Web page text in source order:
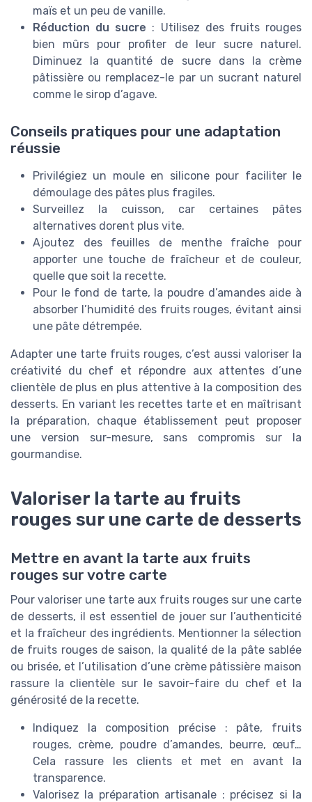
maïs et un peu de vanille.
Réduction du sucre : Utilisez des fruits rouges
bien mûrs pour profiter de leur sucre naturel.
Diminuez la quantité de sucre dans la crème
pâtissière ou remplacez-le par un sucrant naturel
comme le sirop d’agave.
Conseils pratiques pour une adaptation
réussie
Privilégiez un moule en silicone pour faciliter le
démoulage des pâtes plus fragiles.
Surveillez la cuisson, car certaines pâtes
alternatives dorent plus vite.
Ajoutez des feuilles de menthe fraîche pour
apporter une touche de fraîcheur et de couleur,
quelle que soit la recette.
Pour le fond de tarte, la poudre d’amandes aide à
absorber l’humidité des fruits rouges, évitant ainsi
une pâte détrempée.
Adapter une tarte fruits rouges, c’est aussi valoriser la
créativité du chef et répondre aux attentes d’une
clientèle de plus en plus attentive à la composition des
desserts. En variant les recettes tarte et en maîtrisant
la préparation, chaque établissement peut proposer
une version sur-mesure, sans compromis sur la
gourmandise.
Valoriser la tarte au fruits
rouges sur une carte de desserts
Mettre en avant la tarte aux fruits
rouges sur votre carte
Pour valoriser une tarte aux fruits rouges sur une carte
de desserts, il est essentiel de jouer sur l’authenticité
et la fraîcheur des ingrédients. Mentionner la sélection
de fruits rouges de saison, la qualité de la pâte sablée
ou brisée, et l’utilisation d’une crème pâtissière maison
rassure la clientèle sur le savoir-faire du chef et la
générosité de la recette.
Indiquez la composition précise : pâte, fruits
rouges, crème, poudre d’amandes, beurre, œuf…
Cela rassure les clients et met en avant la
transparence.
Valorisez la préparation artisanale : précisez si la